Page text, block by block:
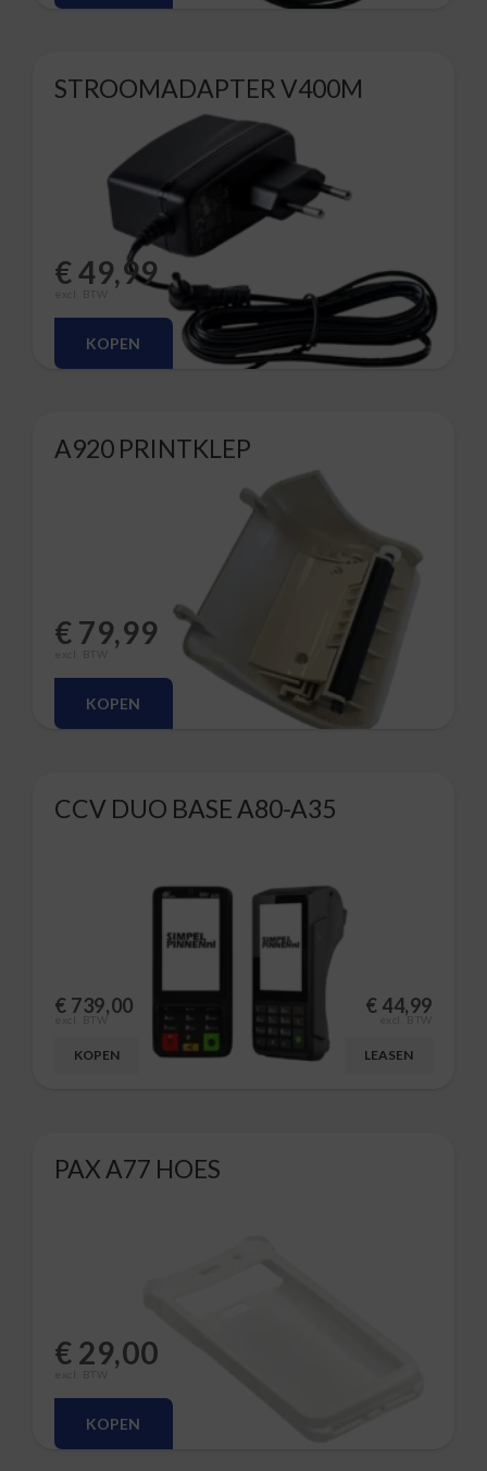
STROOMADAPTER V400M
€49,99
KOPEN
A920 PRINTKLEP
€ 79,99
KOPEN
CCV DUO BASE A80-A35
€ 739,00
excl. BTW
KOPEN
€ 44,99
excl. BTW
LEASEN
PAX A77 HOES
€ 29,00
KOPEN